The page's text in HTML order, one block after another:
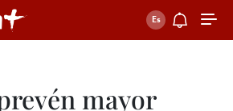
mayor